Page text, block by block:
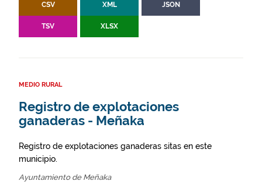
CSV XML JSON
TSV XLSX
MEDIO RURAL
Registro de explotaciones
ganaderas - Meñaka
Registro de explotaciones ganaderas sitas en este
municipio.
Ayuntamiento de Meñaka